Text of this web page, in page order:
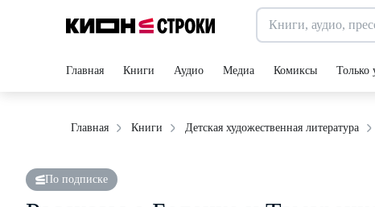
Главная Книги Аудио Медиа Комиксы Только
Главная Книги Детская художественная литература
По подписке